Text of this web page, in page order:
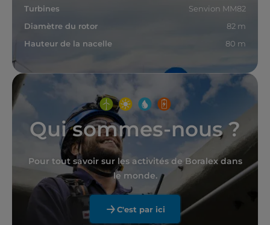
Turbines
Senvion MM82
Diamètre du rotor
82 m
Hauteur de la nacelle
80 m
Qui sommes-nous ?
Pour tout savoir sur les activités de Boralex dans
le monde.
C'est par ici